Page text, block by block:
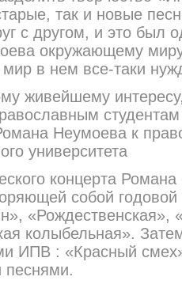
так и новые
с другом, и это был
окружающему
мир в нем все-таки
живейшему
студентам
Неумоева к
университета
концерта
собой
«Рождественская»,
колыбельная».
ИПВ : «Красный
песнями.